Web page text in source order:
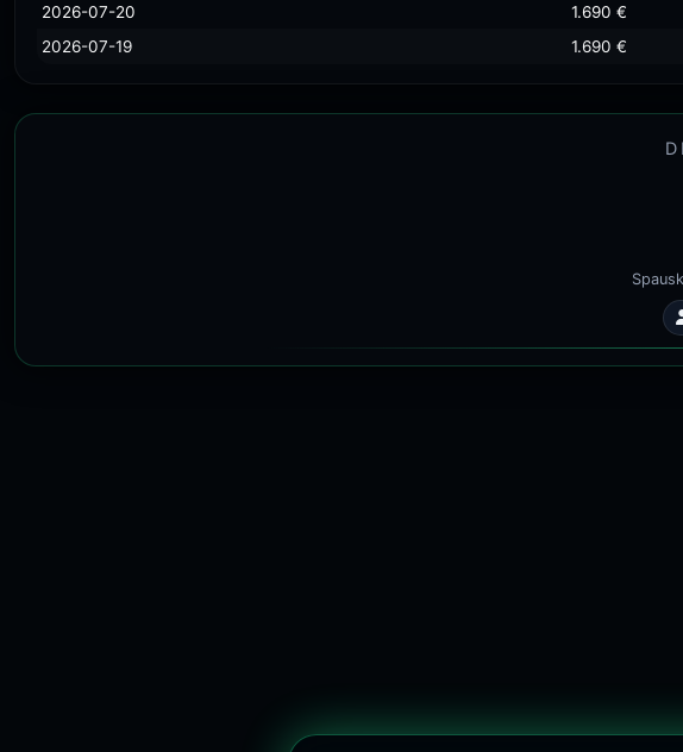
2026-07-20
1.690 €
2026-07-19
1.690 €